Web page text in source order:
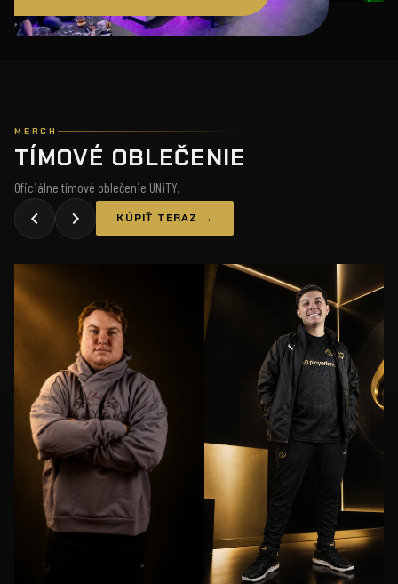
MERCH
TÍMOVÉ OBLEČENIE
Oficiálne tímové oblečenie UNiTY.
KÚPIŤ TERAZ →